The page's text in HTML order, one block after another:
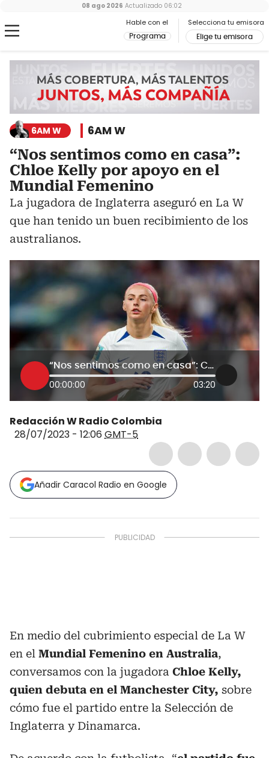
Hable con el
Programa
Selecciona tu emisora
Elige tu emisora
08 ago 2026 Actualizado 06:02
6AM W 6AM W
“Nos sentimos como en casa”:
Chloe Kelly por apoyo en el
Mundial Femenino
La jugadora de Inglaterra aseguró en La W
que han tenido un buen recibimiento de los
australianos.
“Nos sentimos como en casa”: Chloe Kelly por apoyo en el Mundial Femenino
00:00:00 03:20
Redacción W Radio Colombia
28/07/2023 - 12:06 GMT-5
Añadir Caracol Radio en Google
En medio del cubrimiento especial de La W
en el Mundial Femenino en Australia,
conversamos con la jugadora Chloe Kelly,
quien debuta en el Manchester City, sobre
cómo fue el partido entre la Selección de
Inglaterra y Dinamarca.